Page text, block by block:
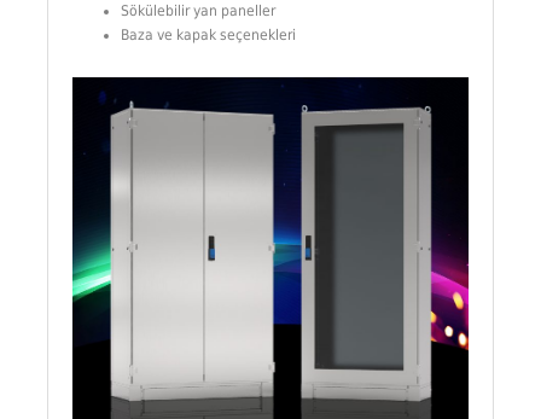
Sökülebilir yan paneller
Baza ve kapak seçenekleri